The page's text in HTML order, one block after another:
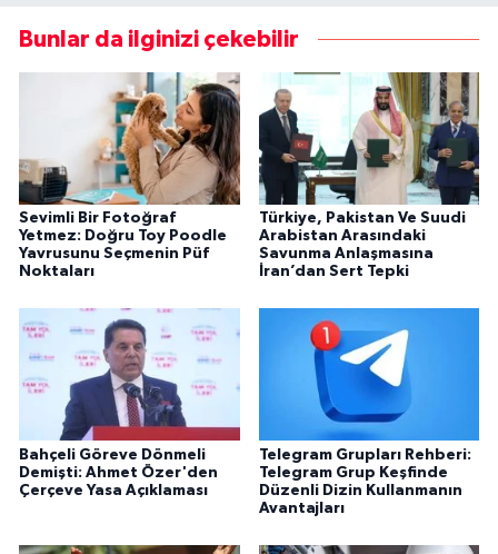
Bunlar da ilginizi çekebilir
Sevimli Bir Fotoğraf
Yetmez: Doğru Toy Poodle
Yavrusunu Seçmenin Püf
Noktaları
Türkiye, Pakistan Ve Suudi
Arabistan Arasındaki
Savunma Anlaşmasına
İran’dan Sert Tepki
Bahçeli Göreve Dönmeli
Demişti: Ahmet Özer'den
Çerçeve Yasa Açıklaması
Telegram Grupları Rehberi:
Telegram Grup Keşfinde
Düzenli Dizin Kullanmanın
Avantajları